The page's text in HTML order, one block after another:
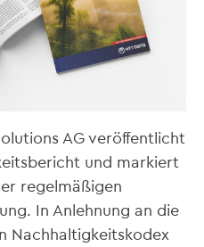
AG veröffentlicht
und markiert
regelmäßigen
In Anlehnung an die
Nachhaltigkeitskodex